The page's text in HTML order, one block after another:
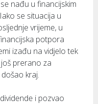
nađu u financijskim
se situacija u
vrijeme, u
potpora
izađu na vidjelo tek
prerano za
kraj.
i pozvao